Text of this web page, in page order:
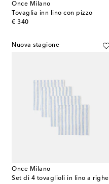
Once Milano
Tovaglia inn lino con pizzo
€ 340
original price
Nuova stagione
Once Milano
Set di 4 tovaglioli in lino a righe